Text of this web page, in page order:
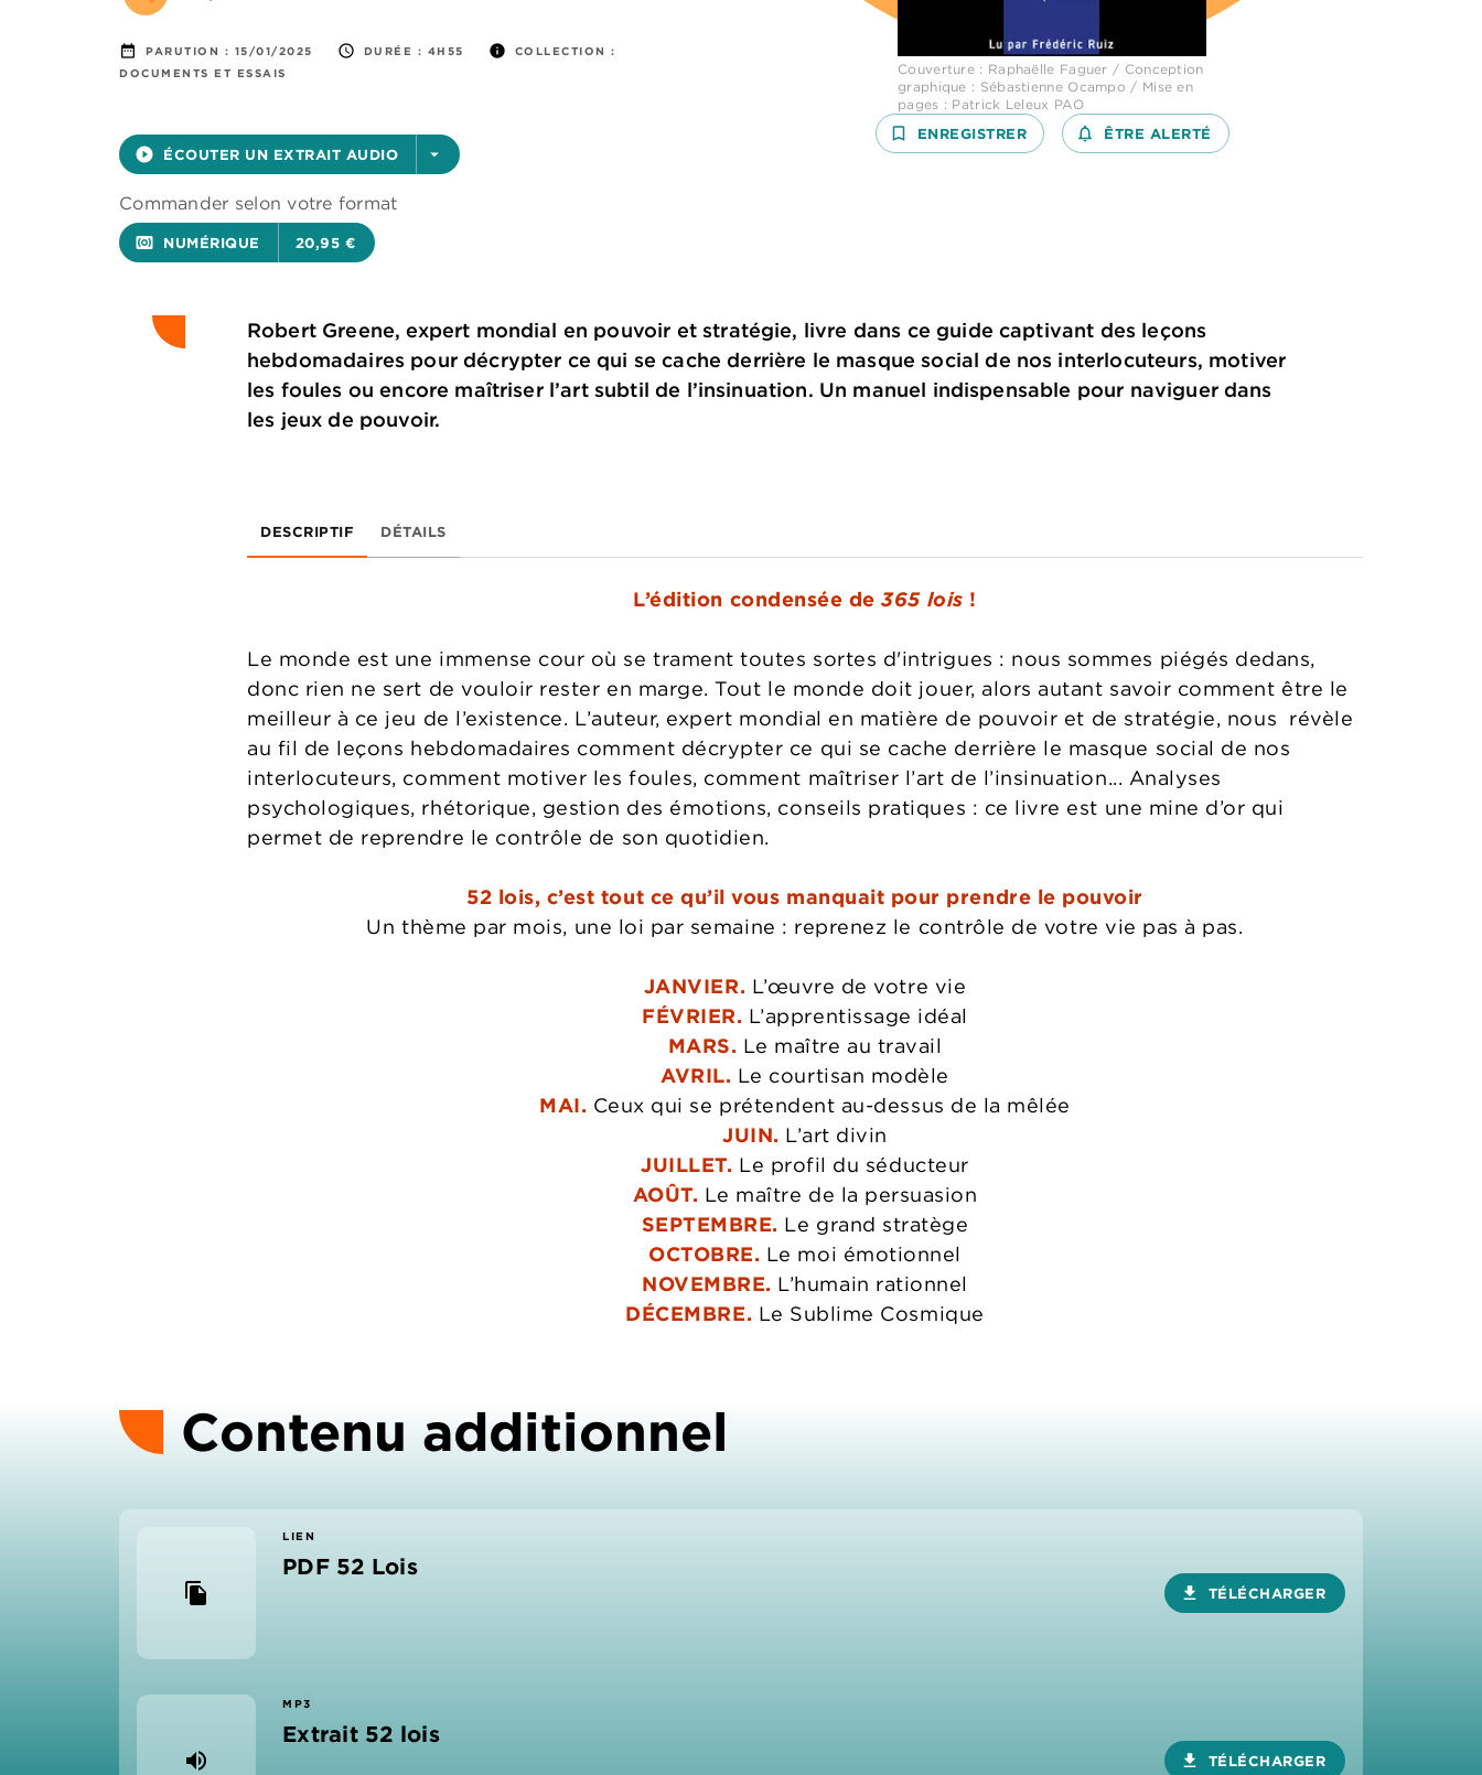
date_range PARUTION : 15/01/2025 access_time DURÉE : 4H55 info
COLLECTION :
DOCUMENTS ET ESSAIS
play_circle_filled ÉCOUTER UN EXTRAIT AUDIO arrow_drop_down
Commander selon votre format
surround_sound NUMÉRIQUE 20,95 €
Couverture : Raphaëlle Faguer / Conception
graphique : Sébastienne Ocampo / Mise en
pages : Patrick Leleux PAO
bookmark_border ENREGISTRER notifications_none_outlined
ÊTRE ALERTÉ
Robert Greene, expert mondial en pouvoir et stratégie, livre dans ce guide captivant des leçons
hebdomadaires pour décrypter ce qui se cache derrière le masque social de nos interlocuteurs, motiver
les foules ou encore maîtriser l’art subtil de l’insinuation. Un manuel indispensable pour naviguer dans
les jeux de pouvoir.
DESCRIPTIF DÉTAILS
L’édition condensée de365 lois !
Le monde est une immense cour où se trament toutes sortes d'intrigues : nous sommes piégés dedans,
donc rien ne sert de vouloir rester en marge. Tout le monde doit jouer, alors autant savoir comment être le
meilleur à ce jeu de l’existence. L’auteur, expert mondial en matière de pouvoir et de stratégie, nous révèle
au fil de leçons hebdomadaires comment décrypter ce qui se cache derrière le masque social de nos
interlocuteurs, comment motiver les foules, comment maîtriser l’art de l’insinuation... Analyses
psychologiques, rhétorique, gestion des émotions, conseils pratiques : ce livre est une mine d’or qui
permet de reprendre le contrôle de son quotidien.
52 lois, c’est tout ce qu’il vous manquait pour prendre le pouvoir
Un thème par mois, une loi par semaine : reprenez le contrôle de votre vie pas à pas.
JANVIER. L’œuvre de votre vie
FÉVRIER. L’apprentissage idéal
MARS. Le maître au travail
AVRIL. Le courtisan modèle
MAI. Ceux qui se prétendent au-dessus de la mêlée
JUIN. L’art divin
JUILLET. Le profil du séducteur
AOÛT. Le maître de la persuasion
SEPTEMBRE. Le grand stratège
OCTOBRE. Le moi émotionnel
NOVEMBRE. L’humain rationnel
DÉCEMBRE. Le Sublime Cosmique
Contenu additionnel
file_copy
LIEN
PDF 52 Lois
download TÉLÉCHARGER
volume_up
MP3
Extrait 52 lois
download TÉLÉCHARGER